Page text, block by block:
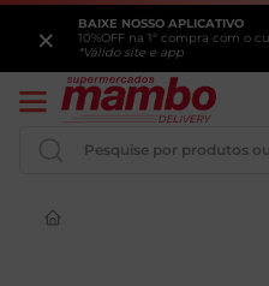
BAIXE NOSSO APLICATIVO
10%OFF na 1ª compra com o
*Válido site e app
×
Pesquise por produtos ou